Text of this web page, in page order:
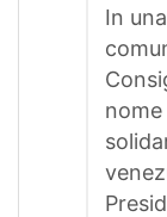
In
nome